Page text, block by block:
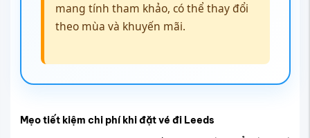
mang tính tham khảo, có thể thay đổi
theo mùa và khuyến mãi.
Mẹo tiết kiệm chi phí khi đặt vé đi Leeds